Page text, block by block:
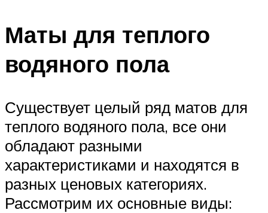
Маты для теплого
водяного пола
Существует целый ряд матов для
теплого водяного пола, все они
обладают разными
характеристиками и находятся в
разных ценовых категориях.
Рассмотрим их основные виды: